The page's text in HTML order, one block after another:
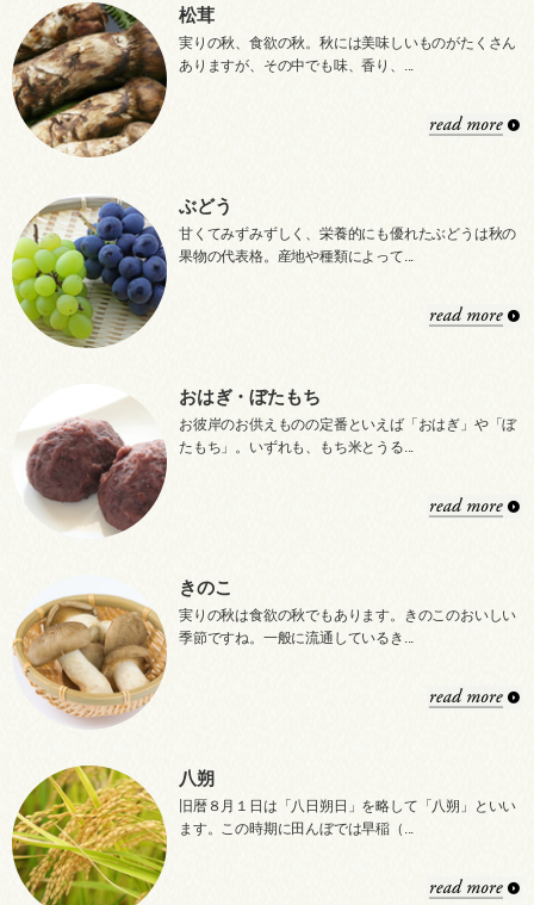
松茸
実りの秋、食欲の秋。秋には美味しいものがたくさん
ありますが、その中でも味、香り、...
ぶどう
甘くてみずみずしく、栄養的にも優れたぶどうは秋の
果物の代表格。産地や種類によって...
おはぎ・ぼたもち
お彼岸のお供えものの定番といえば「おはぎ」や「ぼ
たもち」。いずれも、もち米とうる...
きのこ
実りの秋は食欲の秋でもあります。きのこのおいしい
季節ですね。一般に流通しているき...
八朔
旧暦８月１日は「八日朔日」を略して「八朔」といい
ます。この時期に田んぼでは早稲（...